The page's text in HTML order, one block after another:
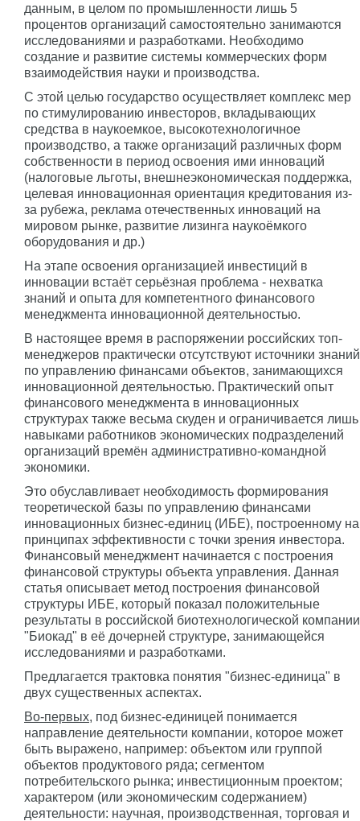
данным, в целом по промышленности лишь 5
процентов организаций самостоятельно занимаются
исследованиями и разработками. Необходимо
создание и развитие системы коммерческих форм
взаимодействия науки и производства.
С этой целью государство осуществляет комплекс мер
по стимулированию инвесторов, вкладывающих
средства в наукоемкое, высокотехнологичное
производство, а также организаций различных форм
собственности в период освоения ими инноваций
(налоговые льготы, внешнеэкономическая поддержка,
целевая инновационная ориентация кредитования из-
за рубежа, реклама отечественных инноваций на
мировом рынке, развитие лизинга наукоёмкого
оборудования и др.)
На этапе освоения организацией инвестиций в
инновации встаёт серьёзная проблема - нехватка
знаний и опыта для компетентного финансового
менеджмента инновационной деятельностью.
В настоящее время в распоряжении российских топ-
менеджеров практически отсутствуют источники знаний
по управлению финансами объектов, занимающихся
инновационной деятельностью. Практический опыт
финансового менеджмента в инновационных
структурах также весьма скуден и ограничивается лишь
навыками работников экономических подразделений
организаций времён административно-командной
экономики.
Это обуславливает необходимость формирования
теоретической базы по управлению финансами
инновационных бизнес-единиц (ИБЕ), построенному на
принципах эффективности с точки зрения инвестора.
Финансовый менеджмент начинается с построения
финансовой структуры объекта управления. Данная
статья описывает метод построения финансовой
структуры ИБЕ, который показал положительные
результаты в российской биотехнологической компании
"Биокад" в её дочерней структуре, занимающейся
исследованиями и разработками.
Предлагается трактовка понятия "бизнес-единица" в
двух существенных аспектах.
Во-первых, под бизнес-единицей понимается
направление деятельности компании, которое может
быть выражено, например: объектом или группой
объектов продуктового ряда; сегментом
потребительского рынка; инвестиционным проектом;
характером (или экономическим содержанием)
деятельности: научная, производственная, торговая и